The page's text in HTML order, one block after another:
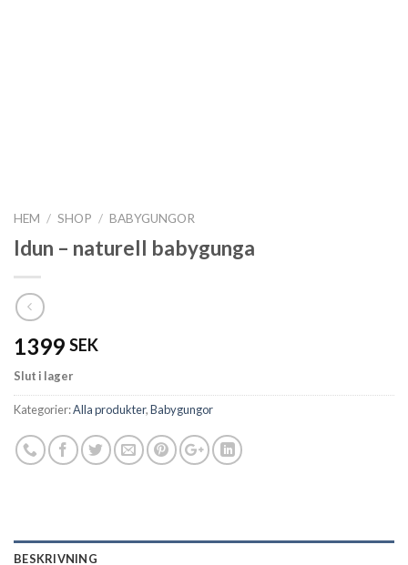
HEM / SHOP / BABYGUNGOR
Idun – naturell babygunga
1399 SEK
Slut i lager
Kategorier:Alla produkter,Babygungor
BESKRIVNING